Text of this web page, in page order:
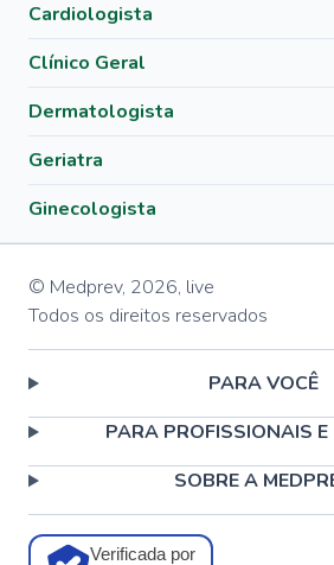
Cardiologista
Clínico Geral
Dermatologista
Geriatra
Ginecologista
© Medprev, 2026, live
Todos os direitos reservados
PARA VOCÊ
PARA PROFISSIONAIS E
SOBRE A
Verificada por